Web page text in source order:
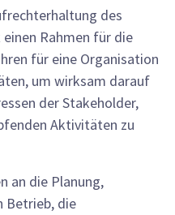
des
Rahmen für die
für eine Organisation
um wirksam darauf
der Stakeholder,
Aktivitäten zu
an die Planung,
Betrieb, die